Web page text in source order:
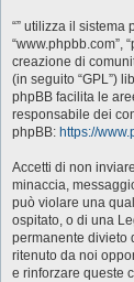
“” utilizza il sistema
“www.phpbb.com”,
creazione di
(in seguito “GPL”)
phpBB facilita le
responsabile dei
phpBB: https://
Accetti di non
minaccia,
può violare una
ospitato, o di una
permanente divieto
ritenuto da noi
e rinforzare queste